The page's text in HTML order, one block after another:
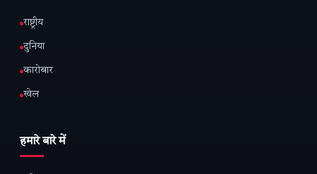
राष्ट्रीय
दुनिया
कारोबार
खेल
हमारे बारे में